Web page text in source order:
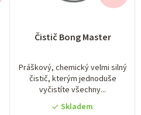
Čistič Bong Master
Práškový, chemický velmi silný
čistič, kterým jednoduše
vyčistíte všechny...
hodnocení
je
4,0
z
5
Skladem